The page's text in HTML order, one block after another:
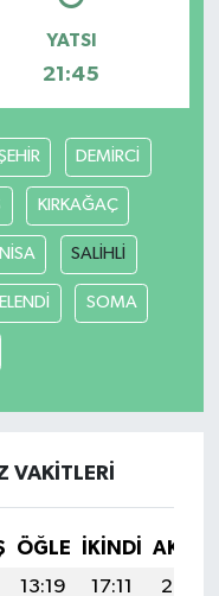
YATSI
21:45
DEMİRCİ
KIRKAĞAÇ
SALİHLİ
SOMA
VAKITLERI
ÖĞLE İKINDI
13:19 17:11
20:32